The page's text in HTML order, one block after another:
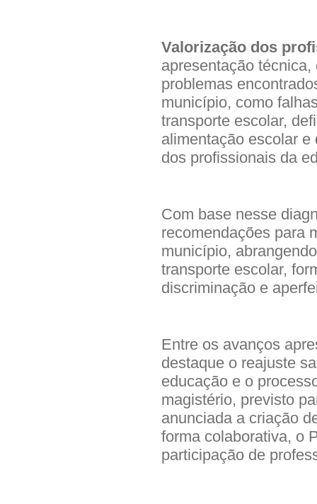
Valorização dos
apresentação
problemas
município, como
transporte escolar,
alimentação escolar
dos profissionais da
Com base nesse
recomendações para
município,
transporte escolar,
discriminação e
Entre os avanços
destaque o reajuste
educação e o
magistério, previsto
anunciada a criação
forma colaborativa, o
participação de